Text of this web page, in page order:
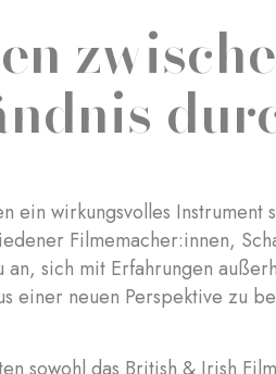
ein wirkungsvolles
Filmemacher:innen,
an, sich mit Erfahrungen
einer neuen Perspektive zu